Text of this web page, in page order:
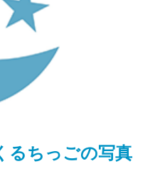
るちっごの写真